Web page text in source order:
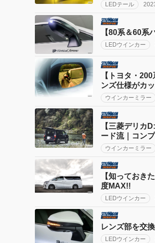
LEDテール
【80系＆60系
LEDウインカー
【トヨタ・
ンズ仕様がカ
ウインカーミラー
【三菱デリ
ード流｜コン
ウインカーミラー
【知っておき
度MAX!!
LEDウインカー
レンズ部を交
LEDウインカー